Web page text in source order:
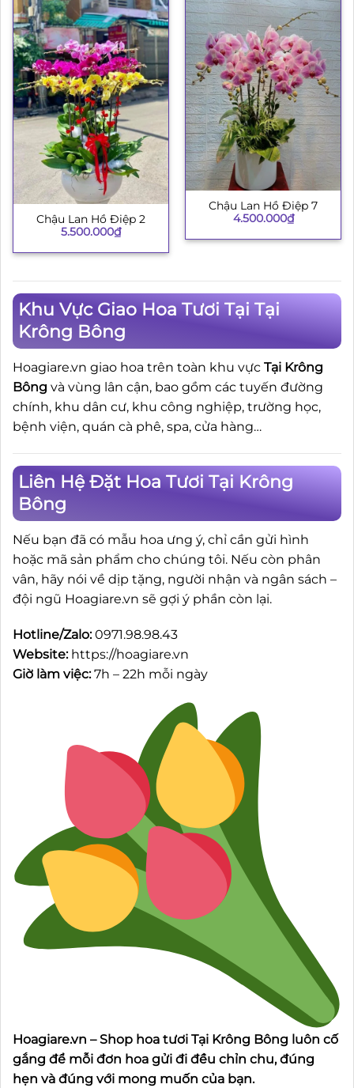
Chậu Lan Hồ Điệp 2
5.500.000₫
Chậu Lan Hồ Điệp 7
4.500.000₫
Khu Vực Giao Hoa Tươi Tại Tại
Krông Bông
Hoagiare.vn giao hoa trên toàn khu vực Tại Krông
Bông và vùng lân cận, bao gồm các tuyến đường
chính, khu dân cư, khu công nghiệp, trường học,
bệnh viện, quán cà phê, spa, cửa hàng…
Liên Hệ Đặt Hoa Tươi Tại Krông
Bông
Nếu bạn đã có mẫu hoa ưng ý, chỉ cần gửi hình
hoặc mã sản phẩm cho chúng tôi. Nếu còn phân
vân, hãy nói về dịp tặng, người nhận và ngân sách –
đội ngũ Hoagiare.vn sẽ gợi ý phần còn lại.
Hotline/Zalo:0971.98.98.43
Website: https://hoagiare.vn
Giờ làm việc:7h – 22h mỗi ngày
Hoagiare.vn – Shop hoa tươi Tại Krông Bông luôn cố
gắng để mỗi đơn hoa gửi đi đều chỉn chu, đúng
hẹn và đúng với mong muốn của bạn.